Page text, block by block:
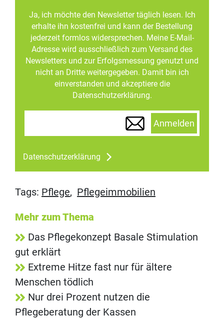
Ja, ich möchte den Newsletter täglich lesen. Ich
erhalte ihn kostenfrei und kann der Bestellung
jederzeit formlos widersprechen. Meine E-Mail-
Adresse wird ausschließlich zum Versand des
Newsletters und zur Erfolgsmessung genutzt und
nicht an Dritte weitergegeben. Damit bin ich
einverstanden und akzeptiere die
Datenschutzerklärung.
Anmelden
Datenschutzerklärung
Tags: Pflege, Pflegeimmobilien
Mehr zum Thema
Das Pflegekonzept Basale Stimulation
gut erklärt
Extreme Hitze fast nur für ältere
Menschen tödlich
Nur drei Prozent nutzen die
Pflegeberatung der Kassen